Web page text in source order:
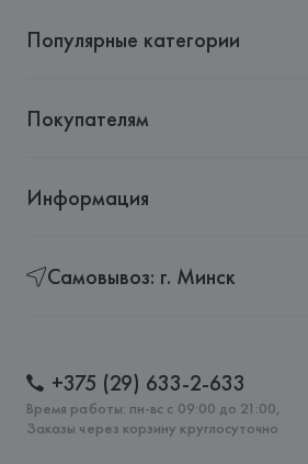
Популярные категории
Покупателям
Информация
Самовывоз: г. Минск
+375 (29) 633-2-633
Время работы: пн-вс с 09:00 до 21:00,
Заказы через корзину круглосуточно